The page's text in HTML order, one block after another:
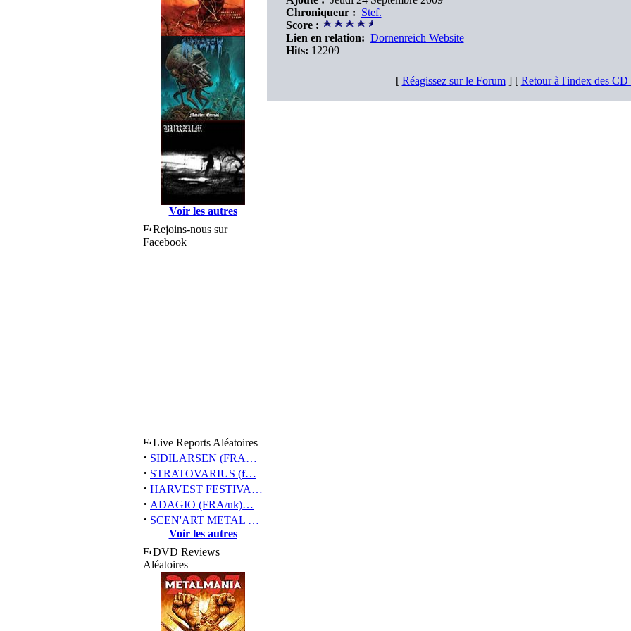
Voir les autres
Rejoins-nous sur
Facebook
Live Reports Aléatoires
· SIDILARSEN (FRA…
· STRATOVARIUS (f…
· HARVEST FESTIVA…
· ADAGIO (FRA/uk)…
· SCEN'ART METAL …
Voir les autres
DVD Reviews
Aléatoires
Chroniqueur : Stef.
Score :
Lien en relation: Dornenreich Website
Hits: 12209
[ Réagissez sur le Forum] [ Retour à l'index des CD